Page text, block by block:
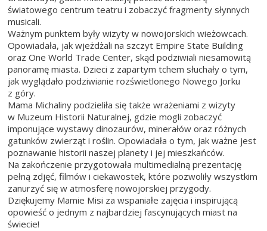
światowego centrum teatru i zobaczyć fragmenty słynnych
musicali.
Ważnym punktem były wizyty w nowojorskich wieżowcach.
Opowiadała, jak wjeżdżali na szczyt Empire State Building
oraz One World Trade Center, skąd podziwiali niesamowitą
panoramę miasta. Dzieci z zapartym tchem słuchały o tym,
jak wyglądało podziwianie rozświetlonego Nowego Jorku
z góry.
Mama Michaliny podzieliła się także wrażeniami z wizyty
w Muzeum Historii Naturalnej, gdzie mogli zobaczyć
imponujące wystawy dinozaurów, minerałów oraz różnych
gatunków zwierząt i roślin. Opowiadała o tym, jak ważne jest
poznawanie historii naszej planety i jej mieszkańców.
Na zakończenie przygotowała multimedialną prezentację
pełną zdjęć, filmów i ciekawostek, które pozwoliły wszystkim
zanurzyć się w atmosferę nowojorskiej przygody.
Dziękujemy Mamie Misi za wspaniałe zajęcia i inspirującą
opowieść o jednym z najbardziej fascynujących miast na
świecie!